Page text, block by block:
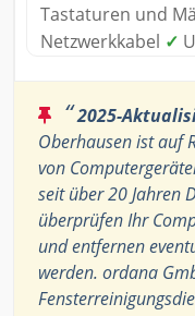
Tastaturen und
Netzwerkkabel ✓
“2025-
Oberhausen ist auf
von
seit über 20 Jahren
überprüfen Ihr
und entfernen
werden. ordana